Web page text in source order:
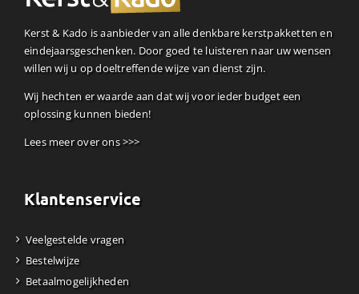
Kerst & Kado is aanbieder van alle denkbare kerstpakketten en
eindejaarsgeschenken. Door goed te luisteren naar uw wensen
willen wij u op doeltreffende wijze van dienst zijn.
Wij hechten er waarde aan dat wij voor ieder budget een
oplossing kunnen bieden!
Lees meer over ons >>>
Klantenservice
Veelgestelde vragen
Bestelwijze
Betaalmogelijkheden